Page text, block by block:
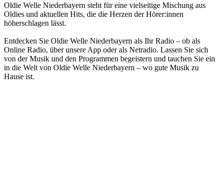
Oldie Welle Niederbayern steht für eine vielseitige Mischung aus
Oldies und aktuellen Hits, die die Herzen der Hörer:innen
höherschlagen lässt.
Entdecken Sie Oldie Welle Niederbayern als Ihr Radio – ob als
Online Radio, über unsere App oder als Netradio. Lassen Sie sich
von der Musik und den Programmen begeistern und tauchen Sie ein
in die Welt von Oldie Welle Niederbayern – wo gute Musik zu
Hause ist.